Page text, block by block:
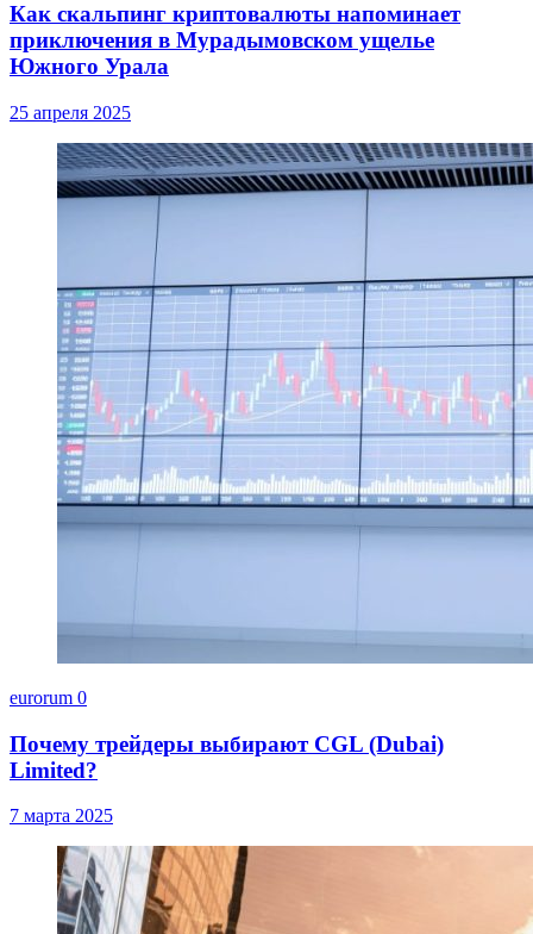
Как скальпинг криптовалюты напоминает
приключения в Мурадымовском ущелье
Южного Урала
25 апреля 2025
eurorum 0
Почему трейдеры выбирают CGL (Dubai)
Limited?
7 марта 2025